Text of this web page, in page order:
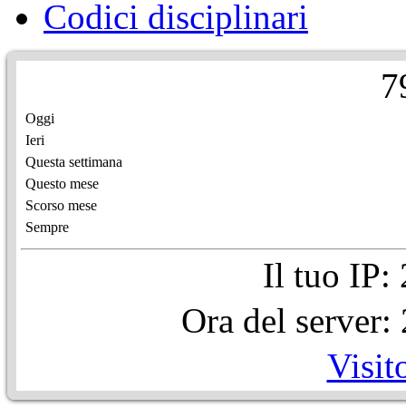
Codici disciplinari
7
Oggi
Ieri
Questa settimana
Questo mese
Scorso mese
Sempre
Il tuo IP:
Ora del